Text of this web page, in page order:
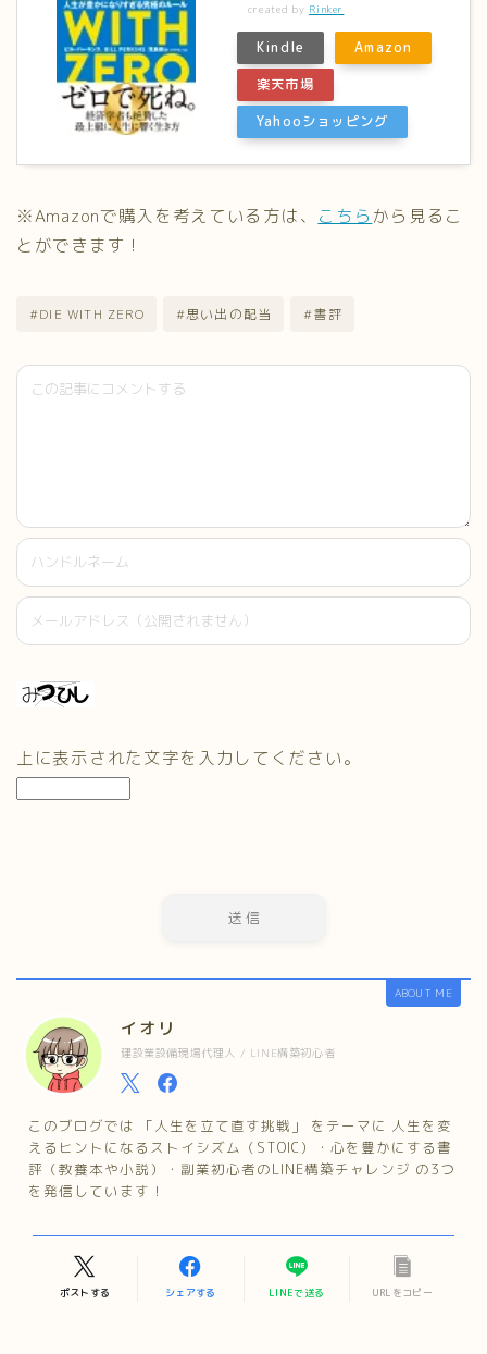
created by Rinker
Kindle
Amazon
楽天市場
Yahooショッピング
※Amazonで購入を考えている方は、 こちら から見るこ
とができます！
#DIE WITH ZERO #思い出の配当 #書評
上に表示された文字を入力してください。
ABOUT ME
イオリ
建設業設備現場代理人 / LINE構築初心者
このブログでは 「人生を立て直す挑戦」 をテーマに 人生を変
えるヒントになるストイシズム（STOIC）・心を豊かにする書
評（教養本や小説）・副業初心者のLINE構築チャレンジ の3つ
を発信しています！
ポストする シェアする LINEで送る URLをコピー